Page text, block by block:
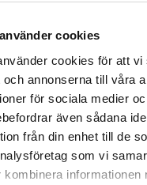
cookies
cookies för att vi
annonserna till våra
för sociala medier
även sådana
från din enhet till de
som vi
informationen
Fornasetti
TAPET - VISTA
6.495 kr